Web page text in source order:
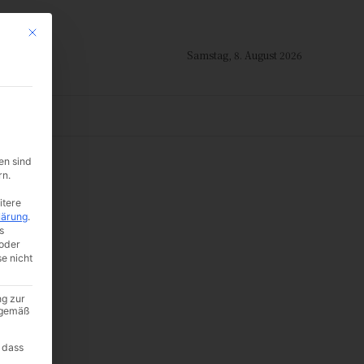
Samstag, 8. August 2026
Mit diesem Button wird der Dialog geschlossen. Seine Funktionalität ist
sind
.
nicht
zur